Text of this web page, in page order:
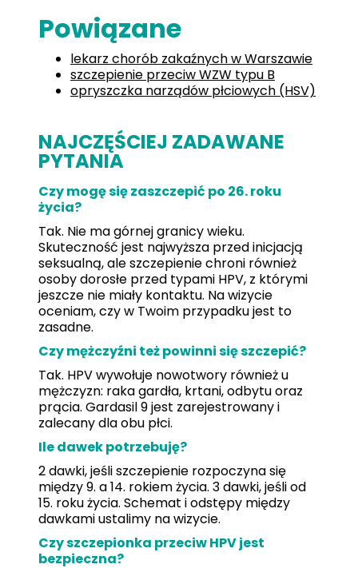
Powiązane
lekarz chorób zakaźnych w Warszawie
szczepienie przeciw WZW typu B
opryszczka narządów płciowych (HSV)
NAJCZĘŚCIEJ ZADAWANE
PYTANIA
Czy mogę się zaszczepić po 26. roku
życia?
Tak. Nie ma górnej granicy wieku.
Skuteczność jest najwyższa przed inicjacją
seksualną, ale szczepienie chroni również
osoby dorosłe przed typami HPV, z którymi
jeszcze nie miały kontaktu. Na wizycie
oceniam, czy w Twoim przypadku jest to
zasadne.
Czy mężczyźni też powinni się szczepić?
Tak. HPV wywołuje nowotwory również u
mężczyzn: raka gardła, krtani, odbytu oraz
prącia. Gardasil 9 jest zarejestrowany i
zalecany dla obu płci.
Ile dawek potrzebuję?
2 dawki, jeśli szczepienie rozpoczyna się
między 9. a 14. rokiem życia. 3 dawki, jeśli od
15. roku życia. Schemat i odstępy między
dawkami ustalimy na wizycie.
Czy szczepionka przeciw HPV jest
bezpieczna?